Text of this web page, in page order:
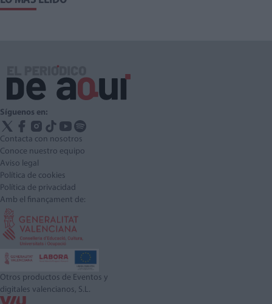
Síguenos en:
Contacta con nosotros
Conoce nuestro equipo
Aviso legal
Política de cookies
Política de privacidad
Amb el finançament de:
Otros productos de Eventos y
digitales valencianos, S.L.